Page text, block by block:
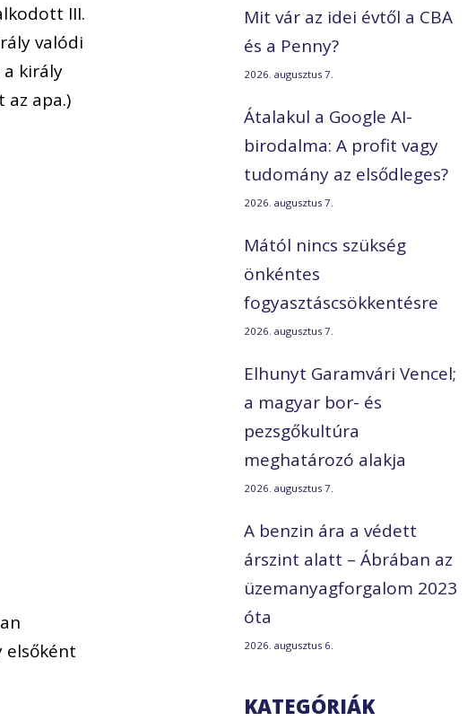
III.
valódi
király
apa.)
elsőként
Mit vár az idei évtől a CBA
és a Penny?
2026. augusztus 7.
Átalakul a Google AI-
birodalma: A profit vagy
tudomány az elsődleges?
2026. augusztus 7.
Mától nincs szükség
önkéntes
fogyasztáscsökkentésre
2026. augusztus 7.
Elhunyt Garamvári Vencel;
a magyar bor- és
pezsgőkultúra
meghatározó alakja
2026. augusztus 7.
A benzin ára a védett
árszint alatt – Ábrában az
üzemanyagforgalom 2023
óta
2026. augusztus 6.
KATEGÓRIÁK